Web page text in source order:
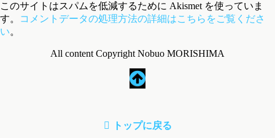
このサイトはスパムを低減するために Akismet を使っていま
す。
コメントデータの処理方法の詳細はこちらをご覧くださ
い。
All content Copyright Nobuo MORISHIMA
トップに戻る